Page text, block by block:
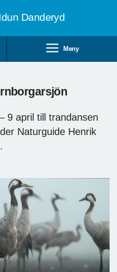
Idun Danderyd
Meny
9 april till trandansen
Naturguide Henrik